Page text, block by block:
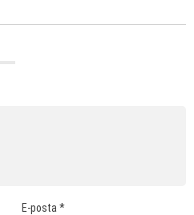
E-posta*